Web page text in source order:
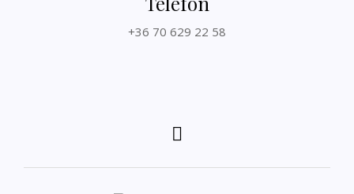
+36 70 629 22 58